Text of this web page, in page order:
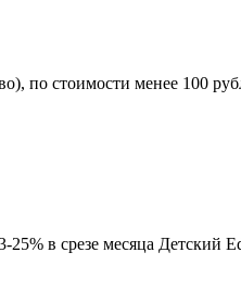
по стоимости менее 100
в срезе месяца